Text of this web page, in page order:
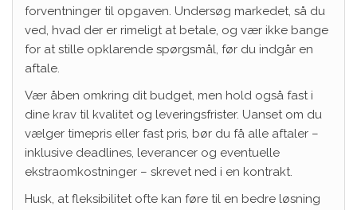
forventninger til opgaven. Undersøg markedet, så du
ved, hvad der er rimeligt at betale, og vær ikke bange
for at stille opklarende spørgsmål, før du indgår en
aftale.
Vær åben omkring dit budget, men hold også fast i
dine krav til kvalitet og leveringsfrister. Uanset om du
vælger timepris eller fast pris, bør du få alle aftaler –
inklusive deadlines, leverancer og eventuelle
ekstraomkostninger – skrevet ned i en kontrakt.
Husk, at fleksibilitet ofte kan føre til en bedre løsning